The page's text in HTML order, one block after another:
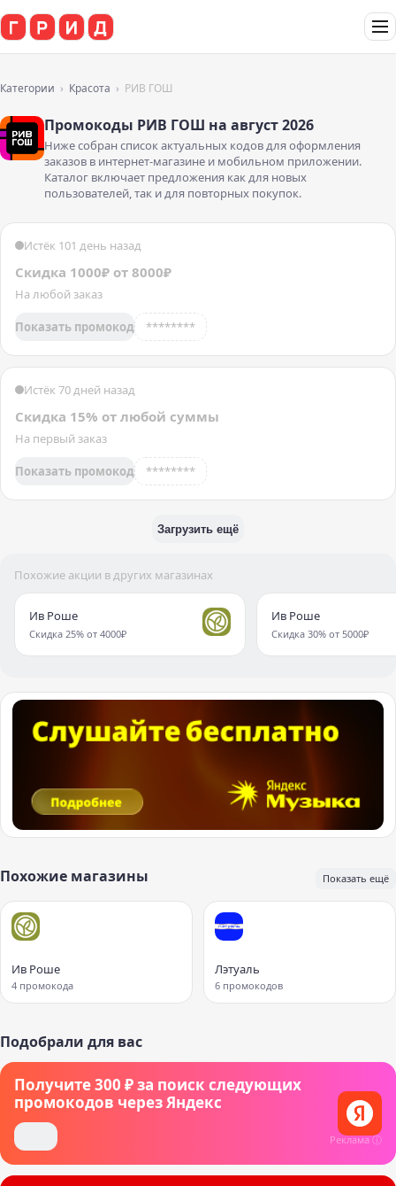
Категории Красота РИВ ГОШ
Промокоды РИВ ГОШ на август 2026
Ниже собран список актуальных кодов для оформления
заказов в интернет-магазине и мобильном приложении.
Каталог включает предложения как для новых
пользователей, так и для повторных покупок.
Истёк 101 день назад
Скидка 1000₽ от 8000₽
На любой заказ
Показать промокод ********
Истёк 70 дней назад
Скидка 15% от любой суммы
На первый заказ
Показать промокод ********
Загрузить ещё
Похожие акции в других магазинах
Ив Роше
Скидка 25% от 4000₽
Ив Роше
Скидка 30% от 5000₽
Похожие магазины Показать ещё
Ив Роше
4 промокода
Лэтуаль
6 промокодов
Подобрали для вас
Реклама ⓘ
Получите 300 ₽ за поиск следующих
промокодов через Яндекс
Искать